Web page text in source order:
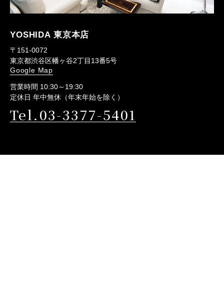
YOSHIDA 東京本店
〒151-0072
東京都渋谷区幡ヶ谷2丁目13番5号
Google Map
営業時間 10:30～19:30
定休日 年中無休（年末年始を除く）
Tel.03-3377-5401